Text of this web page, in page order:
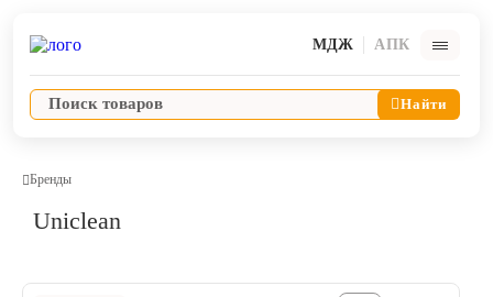
МДЖ АПК
Найти
Ветпрепараты
Оборудование и оснащение ветеринарной клиники
Бренды
Uniclean